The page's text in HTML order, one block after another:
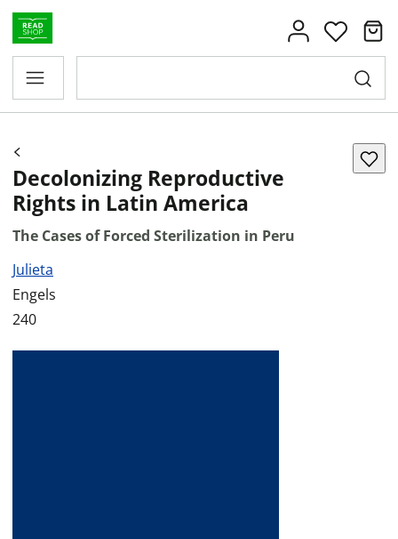
Decolonizing Reproductive
Rights in Latin America
The Cases of Forced Sterilization in Peru
Julieta
Engels
240